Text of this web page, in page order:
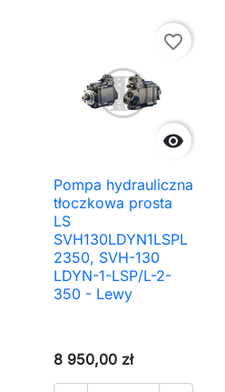

favorite_border
Pompa hydrauliczna
tłoczkowa prosta
LS
SVH130LDYN1LSPL
2350, SVH-130
LDYN-1-LSP/L-2-
350 - Lewy
8 950,00 zł